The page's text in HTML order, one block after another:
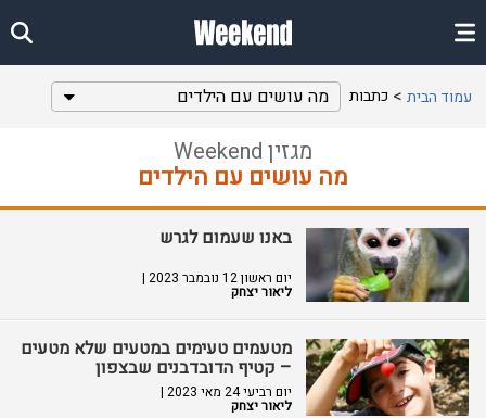
מגזין Weekend
מה עושים עם הילדים
עמוד הבית כתבות מה עושים עם הילדים
באנו שעמום לגרש
יום ראשון 12 נובמבר 2023 |
ליאור יצחק
מטעמים טעימים במטעים שלא מטעים
– קטיף הדובדבנים שבצפון
יום רביעי 24 מאי 2023 |
ליאור יצחק